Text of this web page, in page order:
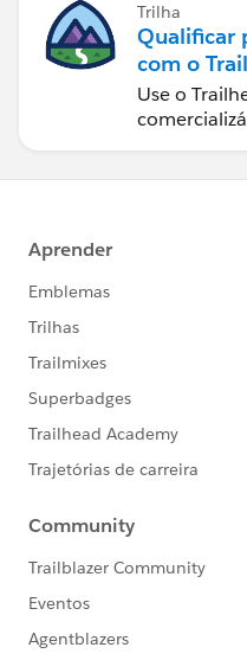
Trilha
Qualificar
com o
Use o